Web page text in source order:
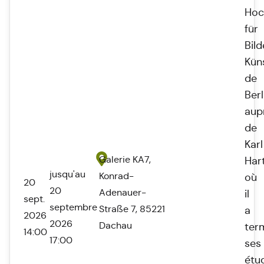
20
sept.
2026
14:00
jusqu'au
20
septembre
2026
17:00
Galerie KA7,
Konrad-
Adenauer-
Straße 7, 85221
Dachau
für
de
de
Karl
où
il
a
ses